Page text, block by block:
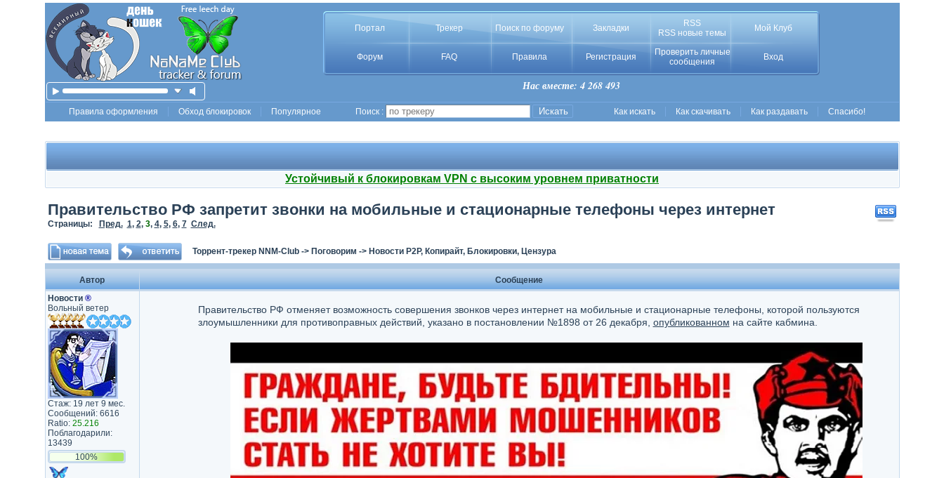
Портал Трекер Поиск по форуму Закладки
RSS
RSS новые темы
Мой Клуб
Форум FAQ Правила Регистрация
Проверить личные
сообщения
Вход
Нас вместе: 4 268 493
Правила оформления Обход блокировок Популярное Поиск : Как искать Как скачивать Как раздавать Спасибо!
Устойчивый к блокировкам VPN с высоким уровнем приватности
Правительство РФ запретит звонки на мобильные и стационарные телефоны через интернет
Страницы: Пред. 1, 2, 3, 4, 5, 6, 7 След.
Торрент-трекер NNM-Club-> Поговорим -> Новости P2P, Копирайт, Блокировки, Цензура
Автор
Сообщение
Новости ®
Вольный ветер
Стаж: 19 лет 9 мес.
Сообщений: 6616
Ratio: 25.216
Поблагодарили:
13439
100%
Правительство РФ отменяет возможность совершения звонков через интернет на мобильные и стационарные телефоны, которой пользуются
злоумышленники для противоправных действий, указано в постановлении №1898 от 26 декабря, опубликованном на сайте кабмина.